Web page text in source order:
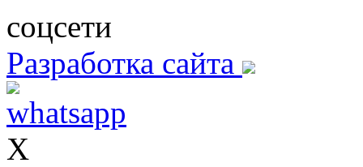
соцсети
Разработка сайта
X